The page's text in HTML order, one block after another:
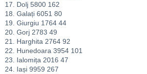
17. Dolj 5800 162
18. Galați 6051 80
19. Giurgiu 1764 44
20. Gorj 2783 49
21. Harghita 2764 92
22. Hunedoara 3954 101
23. Ialomița 2016 47
24. Iași 9959 267